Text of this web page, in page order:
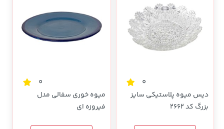
0
دیس میوه پلاستیکی سایز
بزرگ کد 2662
0
میوه خوری سفالی مدل
فیروزه ای